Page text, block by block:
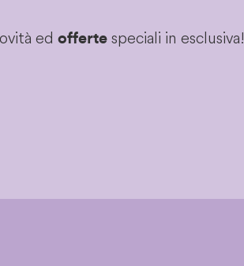
ed offerte speciali in esclusiva!